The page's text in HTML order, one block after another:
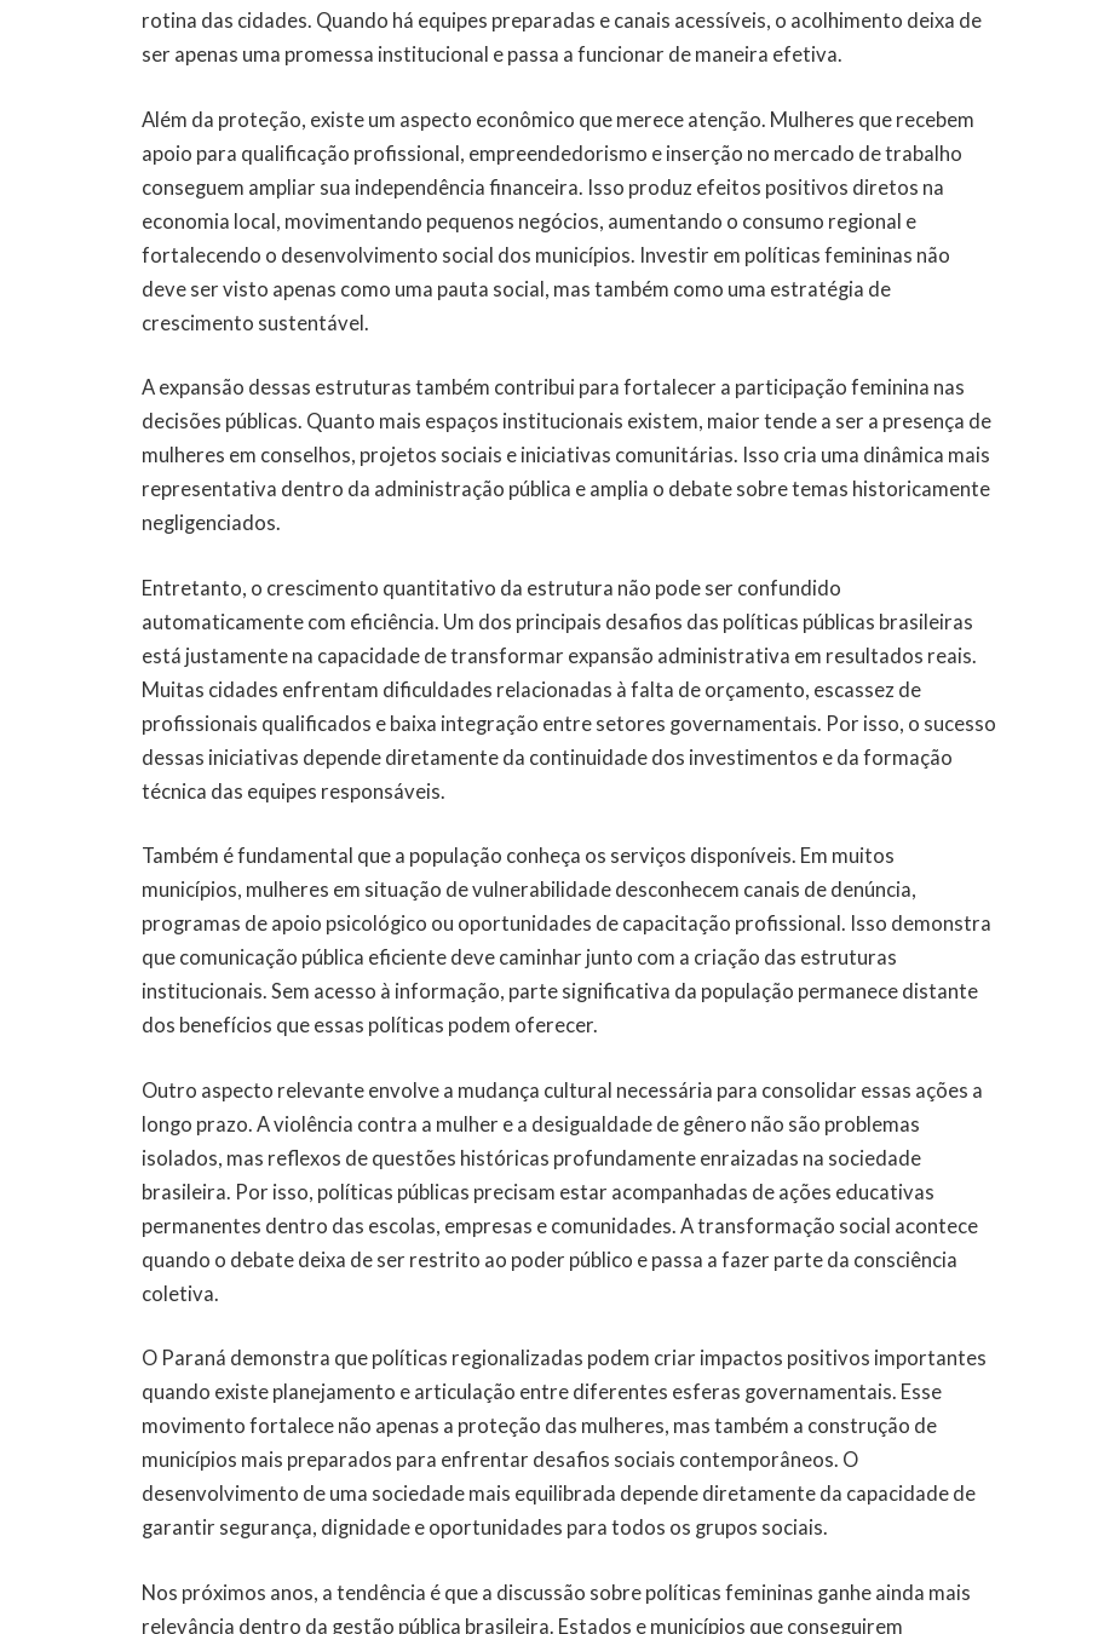
rotina das cidades. Quando há equipes preparadas e canais acessíveis, o acolhimento deixa de
ser apenas uma promessa institucional e passa a funcionar de maneira efetiva.
Além da proteção, existe um aspecto econômico que merece atenção. Mulheres que recebem
apoio para qualificação profissional, empreendedorismo e inserção no mercado de trabalho
conseguem ampliar sua independência financeira. Isso produz efeitos positivos diretos na
economia local, movimentando pequenos negócios, aumentando o consumo regional e
fortalecendo o desenvolvimento social dos municípios. Investir em políticas femininas não
deve ser visto apenas como uma pauta social, mas também como uma estratégia de
crescimento sustentável.
A expansão dessas estruturas também contribui para fortalecer a participação feminina nas
decisões públicas. Quanto mais espaços institucionais existem, maior tende a ser a presença de
mulheres em conselhos, projetos sociais e iniciativas comunitárias. Isso cria uma dinâmica mais
representativa dentro da administração pública e amplia o debate sobre temas historicamente
negligenciados.
Entretanto, o crescimento quantitativo da estrutura não pode ser confundido
automaticamente com eficiência. Um dos principais desafios das políticas públicas brasileiras
está justamente na capacidade de transformar expansão administrativa em resultados reais.
Muitas cidades enfrentam dificuldades relacionadas à falta de orçamento, escassez de
profissionais qualificados e baixa integração entre setores governamentais. Por isso, o sucesso
dessas iniciativas depende diretamente da continuidade dos investimentos e da formação
técnica das equipes responsáveis.
Também é fundamental que a população conheça os serviços disponíveis. Em muitos
municípios, mulheres em situação de vulnerabilidade desconhecem canais de denúncia,
programas de apoio psicológico ou oportunidades de capacitação profissional. Isso demonstra
que comunicação pública eficiente deve caminhar junto com a criação das estruturas
institucionais. Sem acesso à informação, parte significativa da população permanece distante
dos benefícios que essas políticas podem oferecer.
Outro aspecto relevante envolve a mudança cultural necessária para consolidar essas ações a
longo prazo. A violência contra a mulher e a desigualdade de gênero não são problemas
isolados, mas reflexos de questões históricas profundamente enraizadas na sociedade
brasileira. Por isso, políticas públicas precisam estar acompanhadas de ações educativas
permanentes dentro das escolas, empresas e comunidades. A transformação social acontece
quando o debate deixa de ser restrito ao poder público e passa a fazer parte da consciência
coletiva.
O Paraná demonstra que políticas regionalizadas podem criar impactos positivos importantes
quando existe planejamento e articulação entre diferentes esferas governamentais. Esse
movimento fortalece não apenas a proteção das mulheres, mas também a construção de
municípios mais preparados para enfrentar desafios sociais contemporâneos. O
desenvolvimento de uma sociedade mais equilibrada depende diretamente da capacidade de
garantir segurança, dignidade e oportunidades para todos os grupos sociais.
Nos próximos anos, a tendência é que a discussão sobre políticas femininas ganhe ainda mais
relevância dentro da gestão pública brasileira. Estados e municípios que conseguirem